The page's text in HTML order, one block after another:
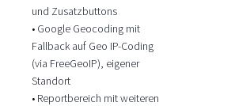
und Zusatzbuttons
• Google Geocoding mit
Fallback auf Geo IP-Coding
(via FreeGeoIP), eigener
Standort
• Reportbereich mit weiteren